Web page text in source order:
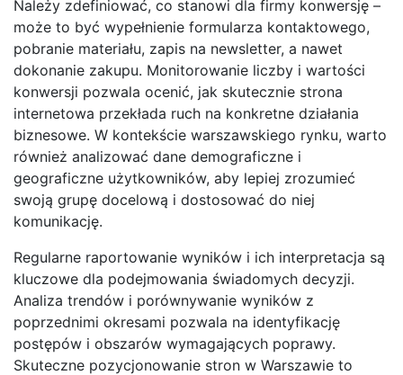
Należy zdefiniować, co stanowi dla firmy konwersję –
może to być wypełnienie formularza kontaktowego,
pobranie materiału, zapis na newsletter, a nawet
dokonanie zakupu. Monitorowanie liczby i wartości
konwersji pozwala ocenić, jak skutecznie strona
internetowa przekłada ruch na konkretne działania
biznesowe. W kontekście warszawskiego rynku, warto
również analizować dane demograficzne i
geograficzne użytkowników, aby lepiej zrozumieć
swoją grupę docelową i dostosować do niej
komunikację.
Regularne raportowanie wyników i ich interpretacja są
kluczowe dla podejmowania świadomych decyzji.
Analiza trendów i porównywanie wyników z
poprzednimi okresami pozwala na identyfikację
postępów i obszarów wymagających poprawy.
Skuteczne pozycjonowanie stron w Warszawie to